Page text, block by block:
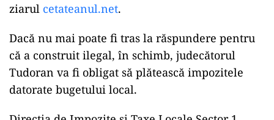
ziarul cetateanul.net.
Dacă nu mai poate fi tras la răspundere pentru
că a construit ilegal, în schimb, judecătorul
Tudoran va fi obligat să plătească impozitele
datorate bugetului local.